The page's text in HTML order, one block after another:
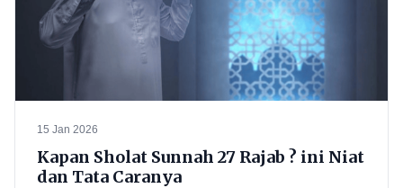
15 Jan 2026
Kapan Sholat Sunnah 27 Rajab ? ini Niat
dan Tata Caranya